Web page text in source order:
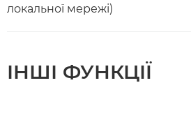
локальної мережі)
ІНШІ ФУНКЦІЇ